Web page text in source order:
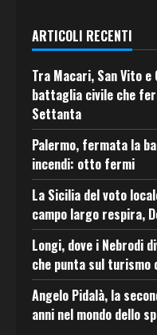
ARTICOLI RECENTI
Tra Macari, San Vito
battaglia civile che
Settanta
Palermo, fermata la
incendi: otto fermi
La Sicilia del voto
campo largo respira,
Longi, dove i Nebrodi
che punta sul turismo
Angelo Pidalà, la
anni nel mondo dello